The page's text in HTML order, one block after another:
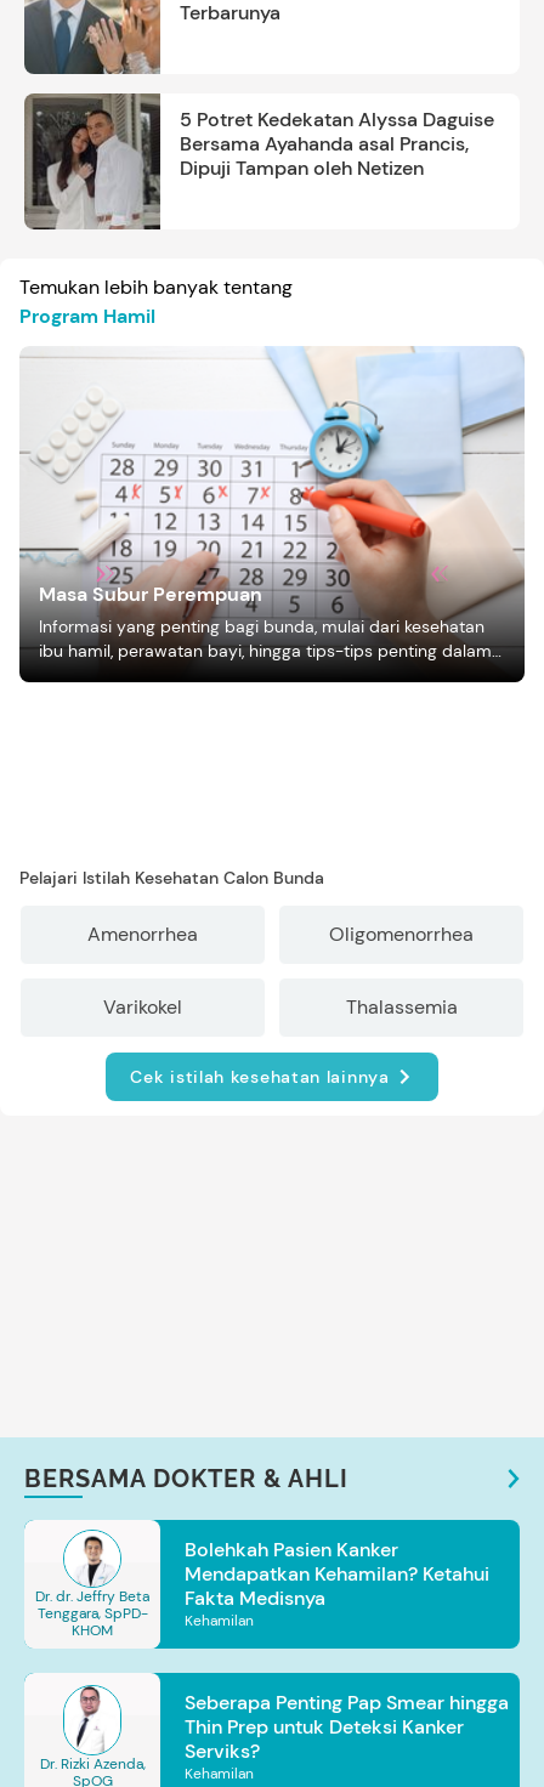
Terbarunya
5 Potret Kedekatan Alyssa Daguise
Bersama Ayahanda asal Prancis,
Dipuji Tampan oleh Netizen
Temukan lebih banyak tentang
Program Hamil
Masa Subur Perempuan
Informasi yang penting bagi bunda, mulai dari kesehatan
ibu hamil, perawatan bayi, hingga tips-tips penting dalam
Pelajari Istilah Kesehatan Calon Bunda
Amenorrhea Oligomenorrhea
Varikokel Thalassemia
Cek istilah kesehatan lainnya
BERSAMA DOKTER & AHLI
Dr. dr. Jeffry Beta
Tenggara, SpPD-
KHOM
Bolehkah Pasien Kanker
Mendapatkan Kehamilan? Ketahui
Fakta Medisnya
Kehamilan
Dr. Rizki Azenda,
SpOG
Seberapa Penting Pap Smear hingga
Thin Prep untuk Deteksi Kanker
Serviks?
Kehamilan